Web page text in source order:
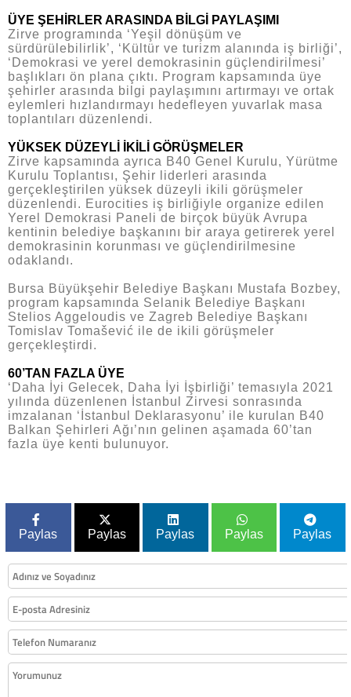
ÜYE ŞEHİRLER ARASINDA BİLGİ PAYLAŞIMI
Zirve programında ‘Yeşil dönüşüm ve
sürdürülebilirlik’, ‘Kültür ve turizm alanında iş birliği’,
‘Demokrasi ve yerel demokrasinin güçlendirilmesi’
başlıkları ön plana çıktı. Program kapsamında üye
şehirler arasında bilgi paylaşımını artırmayı ve ortak
eylemleri hızlandırmayı hedefleyen yuvarlak masa
toplantıları düzenlendi.
YÜKSEK DÜZEYLİ İKİLİ GÖRÜŞMELER
Zirve kapsamında ayrıca B40 Genel Kurulu, Yürütme
Kurulu Toplantısı, Şehir liderleri arasında
gerçekleştirilen yüksek düzeyli ikili görüşmeler
düzenlendi. Eurocities iş birliğiyle organize edilen
Yerel Demokrasi Paneli de birçok büyük Avrupa
kentinin belediye başkanını bir araya getirerek yerel
demokrasinin korunması ve güçlendirilmesine
odaklandı.
Bursa Büyükşehir Belediye Başkanı Mustafa Bozbey,
program kapsamında Selanik Belediye Başkanı
Stelios Aggeloudis ve Zagreb Belediye Başkanı
Tomislav Tomašević ile de ikili görüşmeler
gerçekleştirdi.
60’TAN FAZLA ÜYE
‘Daha İyi Gelecek, Daha İyi İşbirliği’ temasıyla 2021
yılında düzenlenen İstanbul Zirvesi sonrasında
imzalanan ‘İstanbul Deklarasyonu’ ile kurulan B40
Balkan Şehirleri Ağı’nın gelinen aşamada 60’tan
fazla üye kenti bulunuyor.
Paylas Paylas Paylas Paylas Paylas